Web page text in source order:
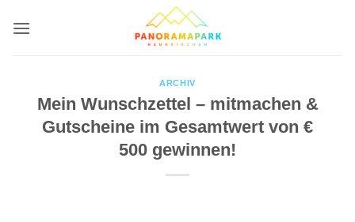
Inhalt
ARCHIV
Mein Wunschzettel – mitmachen &
Gutscheine im Gesamtwert von €
500 gewinnen!